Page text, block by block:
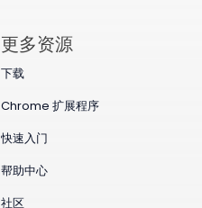
更多资源
下载
Chrome 扩展程序
快速入门
帮助中心
社区